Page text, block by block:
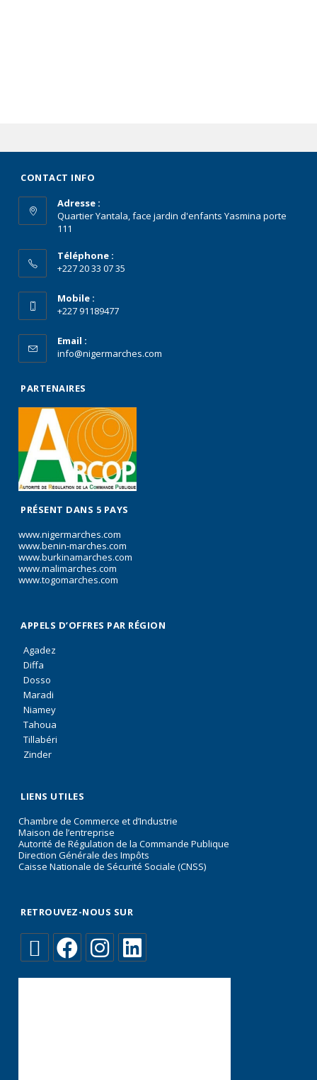
CONTACT INFO
Adresse :
Quartier Yantala, face jardin d'enfants Yasmina porte
111
Téléphone :
+227 20 33 07 35
Mobile :
+227 91189477
Email :
info@nigermarches.com
PARTENAIRES
PRÉSENT DANS 5 PAYS
www.nigermarches.com
www.benin-marches.com
www.burkinamarches.com
www.malimarches.com
www.togomarches.com
APPELS D’OFFRES PAR RÉGION
Agadez
Diffa
Dosso
Maradi
Niamey
Tahoua
Tillabéri
Zinder
LIENS UTILES
Chambre de Commerce et d’Industrie
Maison de l’entreprise
Autorité de Régulation de la Commande Publique
Direction Générale des Impôts
Caisse Nationale de Sécurité Sociale (CNSS)
RETROUVEZ-NOUS SUR